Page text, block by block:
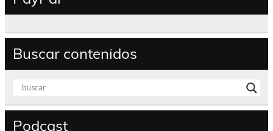
Buscar contenidos
Podcast